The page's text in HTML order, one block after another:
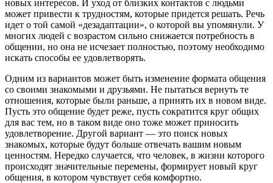
новых интересов. И уход от близких контактов с людьми
может привести к трудностям, которые придется решать. Речь
идет о той самой «дезадаптации», о которой вы упомянули. У
многих людей с возрастом сильно снижается потребность в
общении, но она не исчезает полностью, поэтому необходимо
искать способы ее удовлетворять.
Одним из вариантов может быть изменение формата общения
со своими знакомыми и друзьями. Не пытаться вернуть те
отношения, которые были раньше, а принять их в новом виде.
Пусть это общение будет реже, пусть сократится круг общих
для вас тем, но в таком виде оно тоже может приносить
удовлетворение. Другой вариант — это поиск новых
знакомых, которые будут больше отвечать вашим новым
ценностям. Нередко случается, что человек, в жизни которого
происходят значительные перемены, формирует новый круг
общения, в котором чувствует себя комфортно.